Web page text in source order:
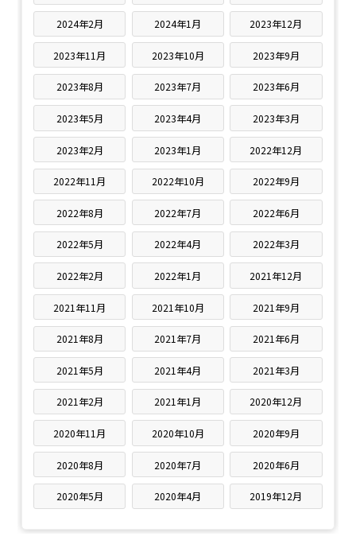
2024年2月 2024年1月 2023年12月
2023年11月 2023年10月 2023年9月
2023年8月 2023年7月 2023年6月
2023年5月 2023年4月 2023年3月
2023年2月 2023年1月 2022年12月
2022年11月 2022年10月 2022年9月
2022年8月 2022年7月 2022年6月
2022年5月 2022年4月 2022年3月
2022年2月 2022年1月 2021年12月
2021年11月 2021年10月 2021年9月
2021年8月 2021年7月 2021年6月
2021年5月 2021年4月 2021年3月
2021年2月 2021年1月 2020年12月
2020年11月 2020年10月 2020年9月
2020年8月 2020年7月 2020年6月
2020年5月 2020年4月 2019年12月